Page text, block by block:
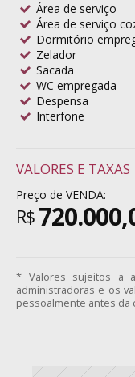
Área de serviço
Área de serviço
Dormitório
Zelador
Sacada
WC empregada
Despensa
Interfone
VALORES E TAXAS
Preço de VENDA:
R$
* Valores sujeitos a
administradoras e os
pessoalmente antes da